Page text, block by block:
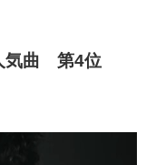
気曲 第4位